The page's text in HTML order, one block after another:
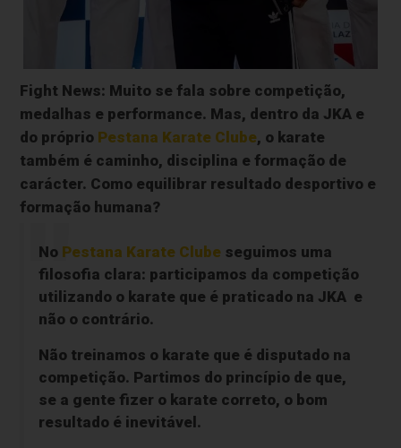
Fight News: Muito se fala sobre competição,
medalhas e performance. Mas, dentro da JKA e
do próprio Pestana Karate Clube, o karate
também é caminho, disciplina e formação de
carácter. Como equilibrar resultado desportivo e
formação humana?
No Pestana Karate Clubeseguimos uma
filosofia clara: participamos da competição
utilizando o karate que é praticado na JKA e
não o contrário.
Não treinamos o karate que é disputado na
competição. Partimos do princípio de que,
se a gente fizer o karate correto, o bom
resultado é inevitável.